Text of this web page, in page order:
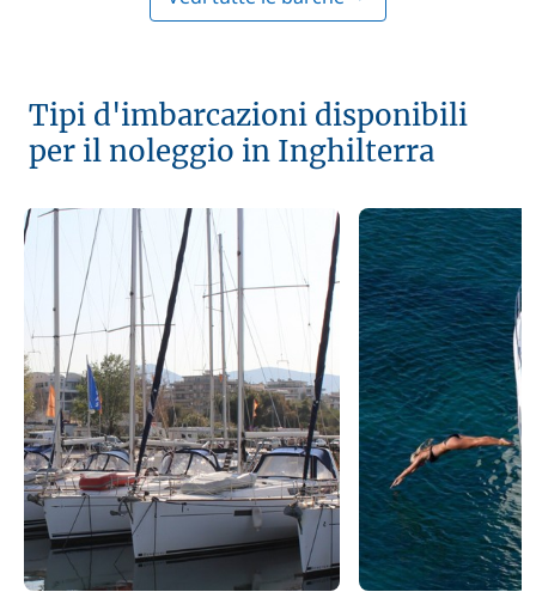
Tipi d'imbarcazioni disponibili
per il noleggio in Inghilterra